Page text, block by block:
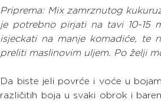
Priprema: Mix zamrznutog
je potrebno pirjati na tavi 10-15
isjeckati na manje komadiće, te
preliti maslinovim uljem. Po želji
Da biste jeli povrće i voće u
različitih boja u svaki obrok i